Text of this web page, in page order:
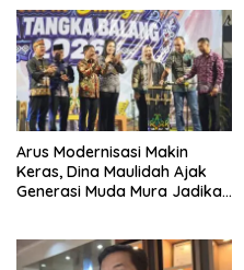
Arus Modernisasi Makin
Keras, Dina Maulidah Ajak
Generasi Muda Mura Jadikan